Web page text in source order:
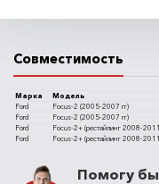
Совместимость
Марка Модель
Ford
Focus-2 (2005-2007 гг)
Ford
Focus-2 (2005-2007 гг)
Ford
Focus-2+ (рестайлинг 2008-2011
Ford
Focus-2+ (рестайлинг 2008-2011
Помогу